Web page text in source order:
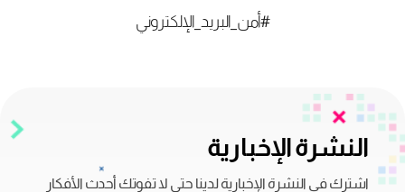
#أمن_البريد_الإلكتروني
النشرة الإخبارية
اشترك في النشرة الإخبارية لدينا حتى لا تفوتك أحدث الأفكار